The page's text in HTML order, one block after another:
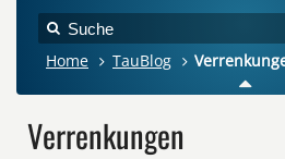
Home TauBlog
Verrenkungen